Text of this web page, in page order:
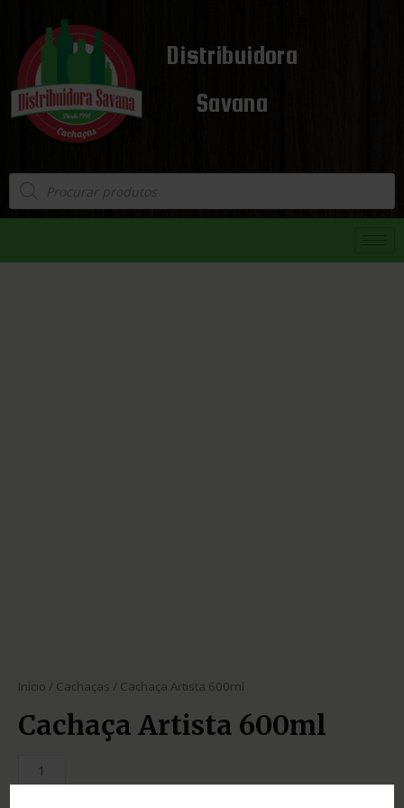
Distribuidora
Savana
Início / Cachaças / Cachaça Artista 600ml
Cachaça Artista 600ml